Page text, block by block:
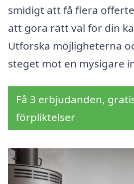
smidigt att få flera
att göra rätt val för din
Utforska möjligheterna
steget mot en mysigare
Få 3 erbjudanden,
förpliktelser